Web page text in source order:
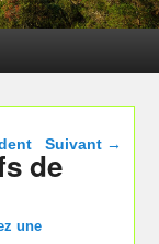
dans les
Suivant →
de
une